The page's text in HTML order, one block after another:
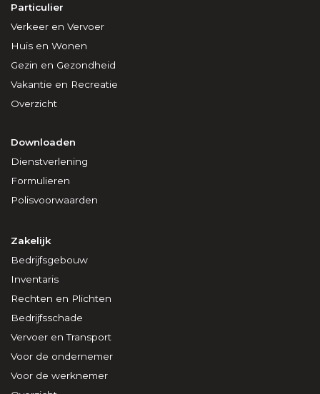
Particulier
Verkeer en Vervoer
Huis en Wonen
Gezin en Gezondheid
Vakantie en Recreatie
Overzicht
Downloaden
Dienstverlening
Formulieren
Polisvoorwaarden
Zakelijk
Bedrijfsgebouw
Inventaris
Rechten en Plichten
Bedrijfsschade
Vervoer en Transport
Voor de ondernemer
Voor de werknemer